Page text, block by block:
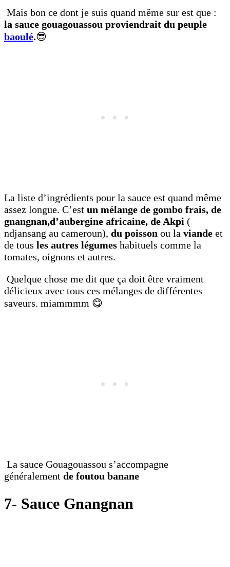
Mais bon ce dont je suis quand même sur est que :
la sauce gouagouassou proviendrait du peuple
baoulé.😎
La liste d’ingrédients pour la sauce est quand même
assez longue. C’est un mélange de gombo frais, de
gnangnan,d’aubergine africaine, de Akpi (
ndjansang au cameroun), du poisson ou la viande et
de tous les autres légumes habituels comme la
tomates, oignons et autres.
Quelque chose me dit que ça doit être vraiment
délicieux avec tous ces mélanges de différentes
saveurs. miammmm 😋
La sauce Gouagouassou s’accompagne
généralement de foutou banane
7- Sauce Gnangnan